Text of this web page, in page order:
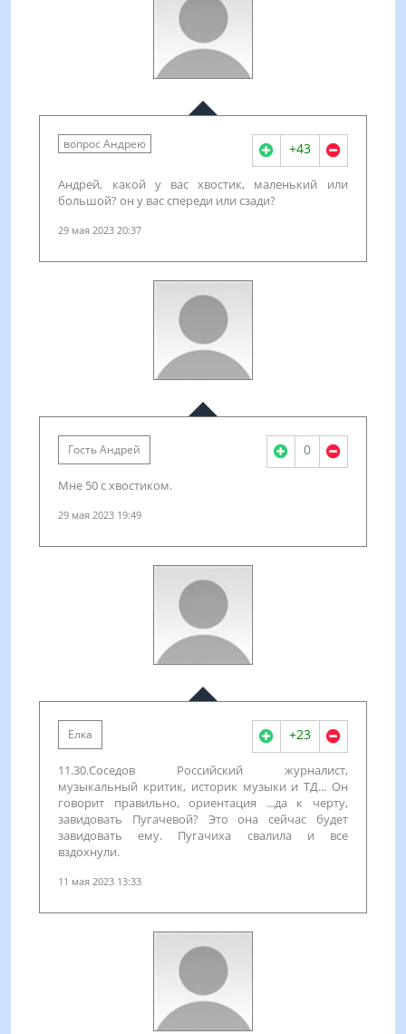
вопрос Андрею +43
Андрей, какой у вас хвостик, маленький или
большой? он у вас спереди или сзади?
29 мая 2023 20:37
Гость Андрей 0
Мне 50 с хвостиком.
29 мая 2023 19:49
Елка +23
11.30.Соседов Российский журналист,
музыкальный критик, историк музыки и ТД... Он
говорит правильно, ориентация ...да к черту,
завидовать Пугачевой? Это она сейчас будет
завидовать ему. Пугачиха свалила и все
вздохнули.
11 мая 2023 13:33